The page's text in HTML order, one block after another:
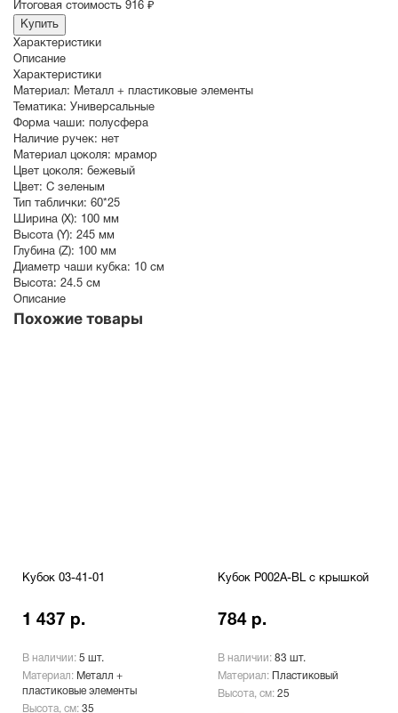
Итоговая стоимость 916 ₽
Купить
Характеристики
Описание
Характеристики
Материал: Металл + пластиковые элементы
Тематика: Универсальные
Форма чаши: полусфера
Наличие ручек: нет
Материал цоколя: мрамор
Цвет цоколя: бежевый
Цвет: С зеленым
Тип таблички: 60*25
Ширина (X): 100 мм
Высота (Y): 245 мм
Глубина (Z): 100 мм
Диаметр чаши кубка: 10 см
Высота: 24.5 см
Описание
Похожие товары
Кубок 03-41-01
1 437 р.
В наличии: 5 шт.
Материал: Металл +
пластиковые элементы
Высота, см: 35
Кубок P002A-BL с крышкой
784 р.
В наличии: 83 шт.
Материал:
Пластиковый
Высота, см: 25